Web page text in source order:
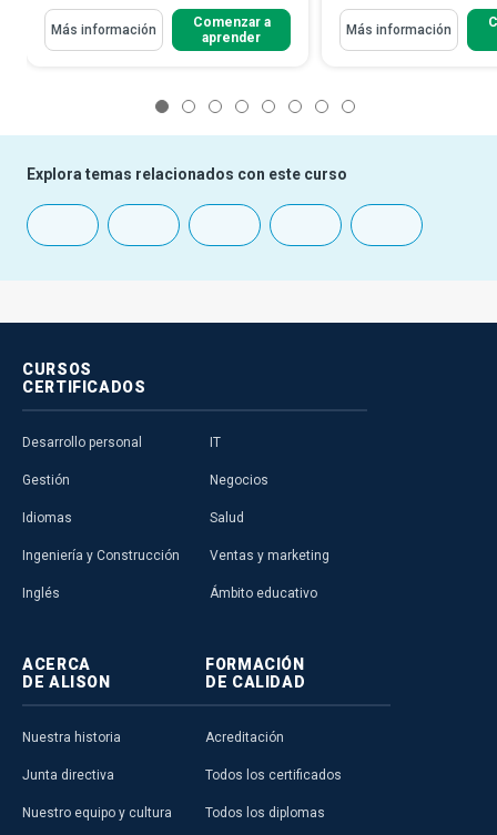
Más información
Comenzar a
aprender
Más información
Explora temas relacionados con este curso
CURSOS
CERTIFICADOS
Desarrollo personal
Gestión
Idiomas
Ingeniería y Construcción
Inglés
IT
Negocios
Salud
Ventas y marketing
Ámbito educativo
ACERCA
DE ALISON
Nuestra historia
Junta directiva
Nuestro equipo y cultura
FORMACIÓN
DE CALIDAD
Acreditación
Todos los certificados
Todos los diplomas